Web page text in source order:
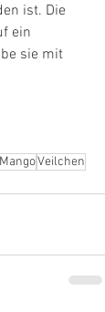
ist. Die
ein
sie mit
MangoVeilchen